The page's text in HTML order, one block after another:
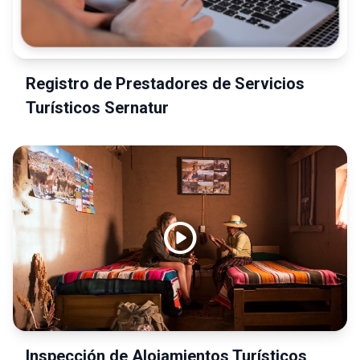
Registro de Prestadores de Servicios
Turísticos Sernatur
play_circle
Inspección de Alojamientos Turísticos